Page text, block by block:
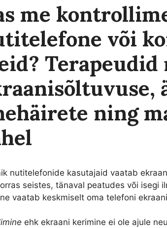
me
või
Terapeudid
ning
nutitelefonide kasutajaid vaatab
seistes, tänaval peatudes või isegi
vaatab keskmiselt oma telefoni
ehk ekraani kerimine ei ole ajule